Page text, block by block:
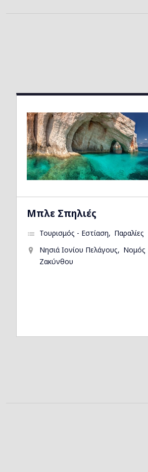
Μπλε Σπηλιές
Τουρισμός - Εστίαση
Παραλίες
Νησιά Ιονίου Πελάγους
Νομός
Ζακύνθου